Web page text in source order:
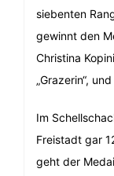
siebenten
gewinnt den
Christina
„Grazerin“,
Im
Freistadt gar
geht der